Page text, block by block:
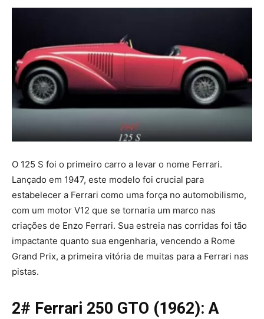
O 125 S foi o primeiro carro a levar o nome Ferrari.
Lançado em 1947, este modelo foi crucial para
estabelecer a Ferrari como uma força no automobilismo,
com um motor V12 que se tornaria um marco nas
criações de Enzo Ferrari. Sua estreia nas corridas foi tão
impactante quanto sua engenharia, vencendo a Rome
Grand Prix, a primeira vitória de muitas para a Ferrari nas
pistas.
2# Ferrari 250 GTO (1962): A